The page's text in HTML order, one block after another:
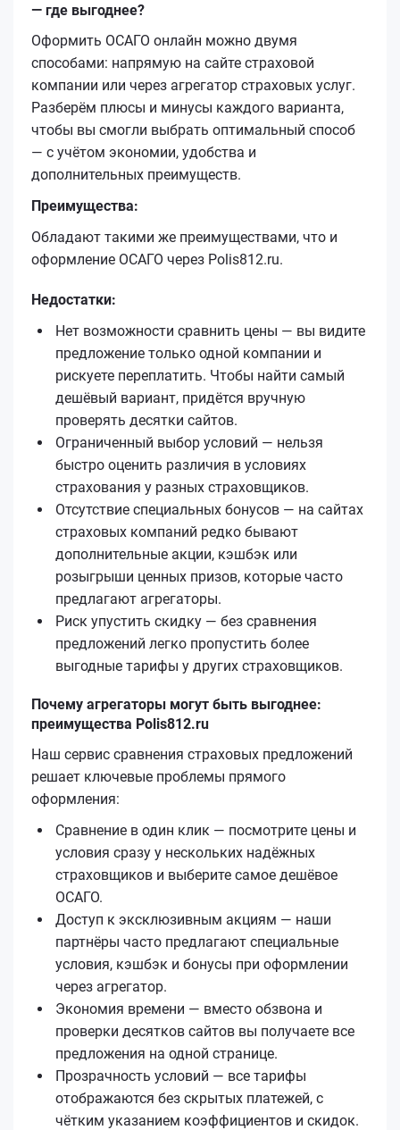
— где выгоднее?
Оформить ОСАГО онлайн можно двумя
способами: напрямую на сайте страховой
компании или через агрегатор страховых услуг.
Разберём плюсы и минусы каждого варианта,
чтобы вы смогли выбрать оптимальный способ
— с учётом экономии, удобства и
дополнительных преимуществ.
Преимущества:
Обладают такими же преимуществами, что и
оформление ОСАГО через Polis812.ru.
Недостатки:
Нет возможности сравнить цены — вы видите
предложение только одной компании и
рискуете переплатить. Чтобы найти самый
дешёвый вариант, придётся вручную
проверять десятки сайтов.
Ограниченный выбор условий — нельзя
быстро оценить различия в условиях
страхования у разных страховщиков.
Отсутствие специальных бонусов — на сайтах
страховых компаний редко бывают
дополнительные акции, кэшбэк или
розыгрыши ценных призов, которые часто
предлагают агрегаторы.
Риск упустить скидку — без сравнения
предложений легко пропустить более
выгодные тарифы у других страховщиков.
Почему агрегаторы могут быть выгоднее:
преимущества Polis812.ru
Наш сервис сравнения страховых предложений
решает ключевые проблемы прямого
оформления:
Сравнение в один клик — посмотрите цены и
условия сразу у нескольких надёжных
страховщиков и выберите самое дешёвое
ОСАГО.
Доступ к эксклюзивным акциям — наши
партнёры часто предлагают специальные
условия, кэшбэк и бонусы при оформлении
через агрегатор.
Экономия времени — вместо обзвона и
проверки десятков сайтов вы получаете все
предложения на одной странице.
Прозрачность условий — все тарифы
отображаются без скрытых платежей, с
чётким указанием коэффициентов и скидок.